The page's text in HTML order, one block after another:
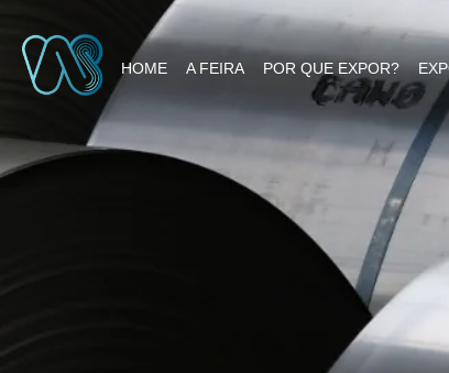
HOME A FEIRA POR QUE EXPOR?